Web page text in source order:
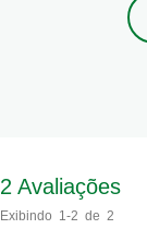
2 Avaliações
Exibindo 1-2 de 2